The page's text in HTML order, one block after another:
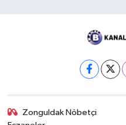
Zonguldak Nöbetçi